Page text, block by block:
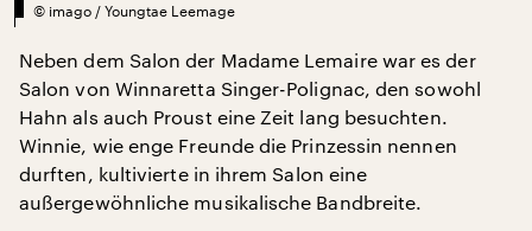
© imago / Youngtae Leemage
Neben dem Salon der Madame Lemaire war es der
Salon von Winnaretta Singer-Polignac, den sowohl
Hahn als auch Proust eine Zeit lang besuchten.
Winnie, wie enge Freunde die Prinzessin nennen
durften, kultivierte in ihrem Salon eine
außergewöhnliche musikalische Bandbreite.